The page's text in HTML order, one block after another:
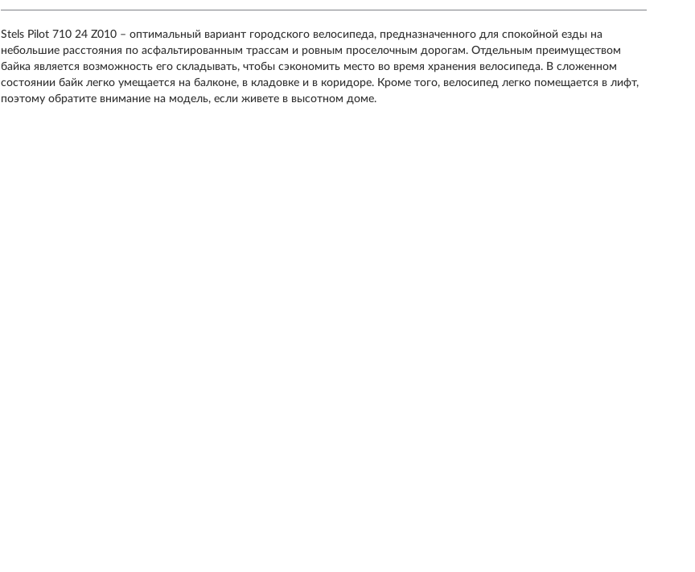
Stels Pilot 710 24 Z010 – оптимальный вариант городского велосипеда, предназначенного для спокойной езды на
небольшие расстояния по асфальтированным трассам и ровным проселочным дорогам. Отдельным преимуществом
байка является возможность его складывать, чтобы сэкономить место во время хранения велосипеда. В сложенном
состоянии байк легко умещается на балконе, в кладовке и в коридоре. Кроме того, велосипед легко помещается в лифт,
поэтому обратите внимание на модель, если живете в высотном доме.